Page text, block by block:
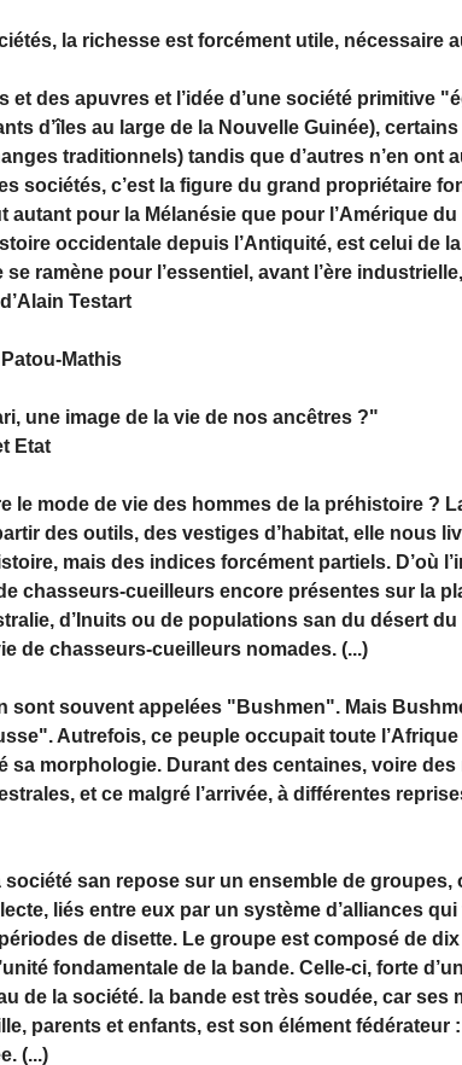
la richesse est forcément utile, nécessaire
et des apuvres et l’idée d’une société primitive
d’îles au large de la Nouvelle Guinée),
traditionnels) tandis que d’autres n’en ont
sociétés, c’est la figure du grand propriétaire
autant pour la Mélanésie que pour l’Amérique
occidentale depuis l’Antiquité, est celui de
ramène pour l’essentiel, avant l’ère
Testart
Mathis
une image de la vie de nos ancêtres ?"
Etat
le mode de vie des hommes de la préhistoire ?
des outils, des vestiges d’habitat, elle nous
mais des indices forcément partiels. D’où
chasseurs-cueilleurs encore présentes sur la
d’Inuits ou de populations san du désert
de chasseurs-cueilleurs nomades. (...)
sont souvent appelées "Bushmen". Mais
Autrefois, ce peuple occupait toute
sa morphologie. Durant des centaines, voire
et ce malgré l’arrivée, à différentes
société san repose sur un ensemble de
liés entre eux par un système d’alliances
de disette. Le groupe est composé de
fondamentale de la bande. Celle-ci, forte
de la société. la bande est très soudée, car
parents et enfants, est son élément fédérateur
(...)